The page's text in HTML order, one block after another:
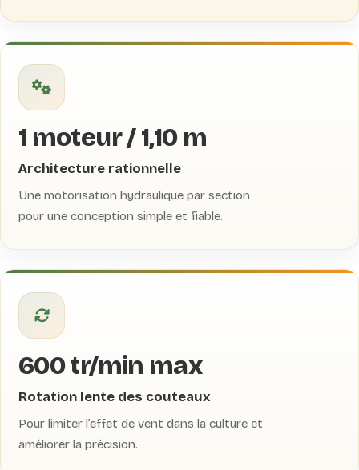
1 moteur / 1,10 m
Architecture rationnelle
Une motorisation hydraulique par section
pour une conception simple et fiable.
600 tr/min max
Rotation lente des couteaux
Pour limiter l’effet de vent dans la culture et
améliorer la précision.